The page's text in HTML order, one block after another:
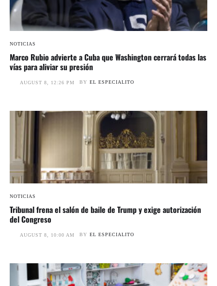
NOTICIAS
Marco Rubio advierte a Cuba que Washington cerrará todas las
vías para aliviar su presión
AUGUST 8, 12:26 PM BY EL ESPECIALITO
NOTICIAS
Tribunal frena el salón de baile de Trump y exige autorización
del Congreso
AUGUST 8, 10:00 AM BY EL ESPECIALITO